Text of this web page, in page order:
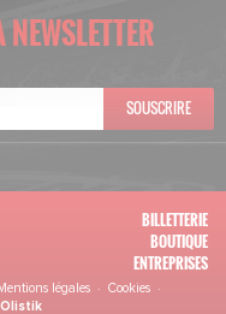
NEWSLETTER
SOUSCRIRE
BILLETTERIE
BOUTIQUE
ENTREPRISES
Mentions légales· Cookies·
Olistik